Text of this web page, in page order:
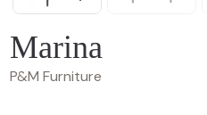
Marina
P&M Furniture